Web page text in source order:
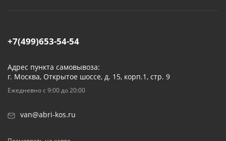
+7(499)653-54-54
Адрес пункта самовывоза:
г. Москва, Открытое шоссе, д. 15, корп.1, стр. 9
Ежедневно с 9:00 до 20:00
van@abri-kos.ru